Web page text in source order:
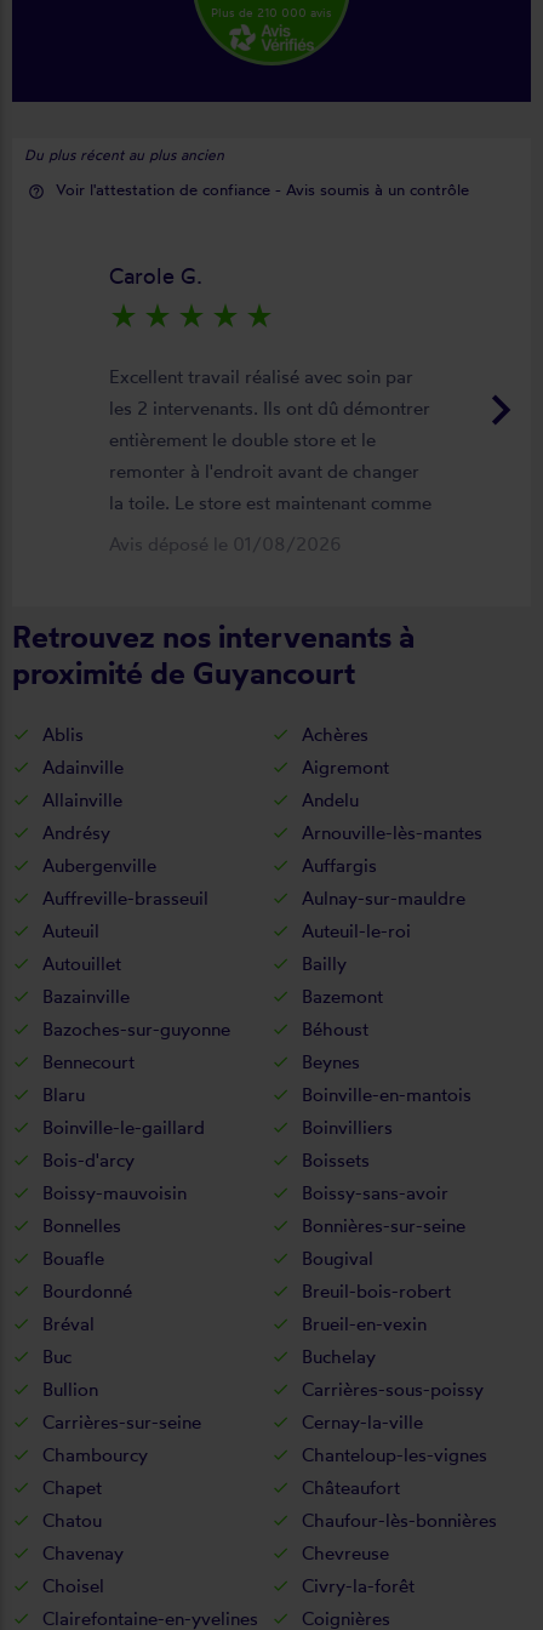
Plus de 210 000 avis
Du plus récent au plus ancien
help_outline Voir l'attestation de confiance - Avis soumis à un contrôle
keyboard_arrow_right
Carole G.
star_rate star_rate star_rate star_rate star_rate
Excellent travail réalisé avec soin par
les 2 intervenants. Ils ont dû démontrer
entièrement le double store et le
remonter à l'endroit avant de changer
la toile. Le store est maintenant comme
neuf, parfaitement positionné et
Avis déposé le 01/08/2026
Retrouvez nos intervenants à
proximité de Guyancourt
Ablis
Achères
Adainville
Aigremont
Allainville
Andelu
Andrésy
Arnouville-lès-mantes
Aubergenville
Auffargis
Auffreville-brasseuil
Aulnay-sur-mauldre
Auteuil
Auteuil-le-roi
Autouillet
Bailly
Bazainville
Bazemont
Bazoches-sur-guyonne
Béhoust
Bennecourt
Beynes
Blaru
Boinville-en-mantois
Boinville-le-gaillard
Boinvilliers
Bois-d'arcy
Boissets
Boissy-mauvoisin
Boissy-sans-avoir
Bonnelles
Bonnières-sur-seine
Bouafle
Bougival
Bourdonné
Breuil-bois-robert
Bréval
Brueil-en-vexin
Buc
Buchelay
Bullion
Carrières-sous-poissy
Carrières-sur-seine
Cernay-la-ville
Chambourcy
Chanteloup-les-vignes
Chapet
Châteaufort
Chatou
Chaufour-lès-bonnières
Chavenay
Chevreuse
Choisel
Civry-la-forêt
Clairefontaine-en-yvelines
Coignières